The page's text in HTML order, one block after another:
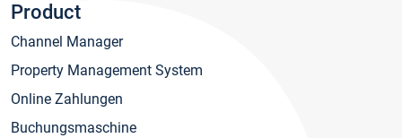
Product
Channel Manager
Property Management System
Online Zahlungen
Buchungsmaschine